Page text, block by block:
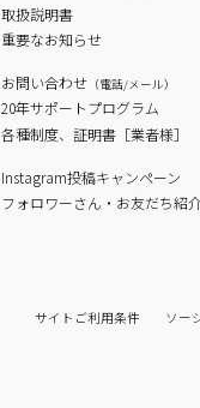
取扱説明書
重要なお知らせ
お問い合わせ （電話/メール）
20年サポートプログラム
各種制度、証明書［業者様］
Instagram投稿キャンペーン
フォロワーさん・お友だち紹
サイトご利用条件 ソー